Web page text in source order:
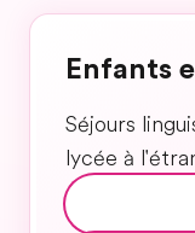
Enfants
Séjours
lycée à